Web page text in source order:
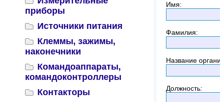
приборы
Источники питания
Клеммы, зажимы,
наконечники
Командоаппараты,
командоконтроллеры
Контакторы
Имя:
Фамилия:
Название
Должность: